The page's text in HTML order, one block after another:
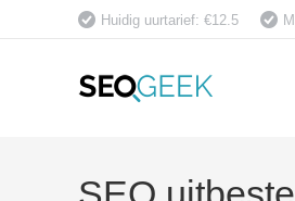
Huidig uurtarief: €12.5